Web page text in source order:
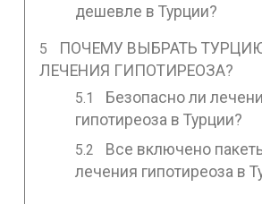
дешевле в Турции?
ПОЧЕМУ ВЫБРАТЬ
ЛЕЧЕНИЯ ГИПОТИРЕОЗА?
Безопасно ли
гипотиреоза в Турции?
Все включено
лечения гипотиреоза в